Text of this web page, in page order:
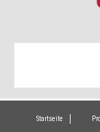
Infrarotheizung
Startseite